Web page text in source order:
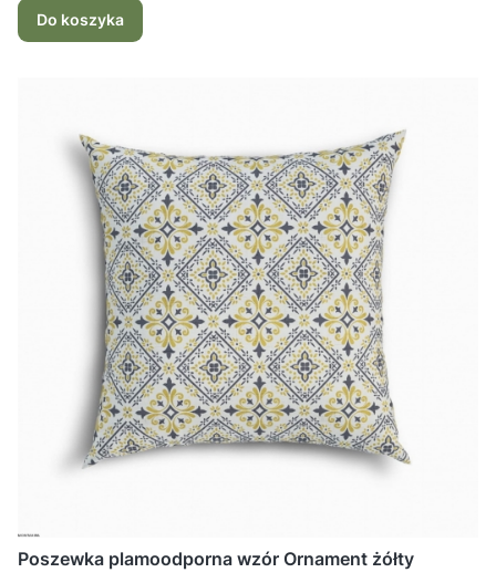
Do koszyka
Poszewka plamoodporna wzór Ornament żółty